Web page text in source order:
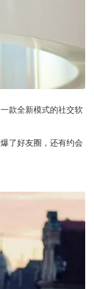
款全新模式的社交软
了好友圈，还有约会